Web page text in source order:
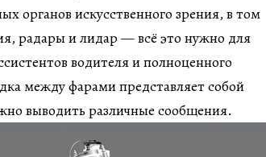
органов искусственного зрения, в том
радары и лидар — всё это нужно для
водителя и полноценного
между фарами представляет собой
выводить различные сообщения.